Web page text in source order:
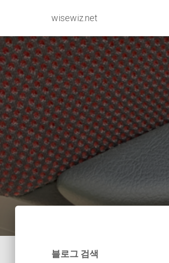
wisewiz.net
블로그 검색